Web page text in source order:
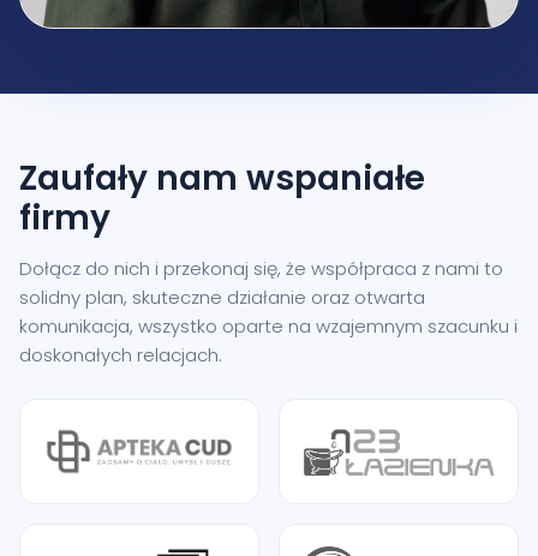
Zaufały nam wspaniałe
firmy
Dołącz do nich i przekonaj się, że współpraca z nami to
solidny plan, skuteczne działanie oraz otwarta
komunikacja, wszystko oparte na wzajemnym szacunku i
doskonałych relacjach.